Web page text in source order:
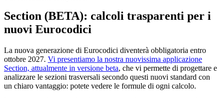
Section (BETA): calcoli trasparenti per i
nuovi Eurocodici
La nuova generazione di Eurocodici diventerà obbligatoria entro
ottobre 2027. Vi presentiamo la nostra nuovissima applicazione
Section, attualmente in versione beta, che vi permette di progettare e
analizzare le sezioni trasversali secondo questi nuovi standard con
un chiaro vantaggio: potete vedere le formule di ogni calcolo.